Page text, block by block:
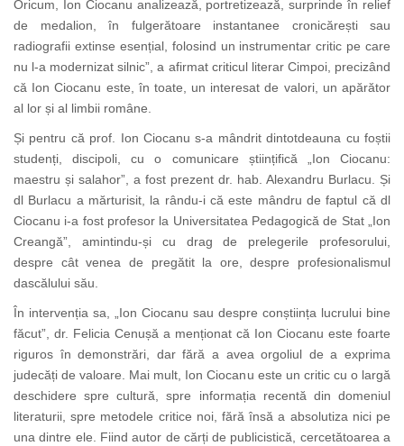
Oricum, Ion Ciocanu analizează, portretizează, surprinde în relief
de medalion, în fulgerătoare instantanee cronicărești sau
radiografii extinse esențial, folosind un instrumentar critic pe care
nu l-a modernizat silnic”, a afirmat criticul literar Cimpoi, precizând
că Ion Ciocanu este, în toate, un interesat de valori, un apărător
al lor și al limbii române.
Și pentru că prof. Ion Ciocanu s-a mândrit dintotdeauna cu foștii
studenți, discipoli, cu o comunicare științifică „Ion Ciocanu:
maestru și salahor”, a fost prezent dr. hab. Alexandru Burlacu. Și
dl Burlacu a mărturisit, la rându-i că este mândru de faptul că dl
Ciocanu i-a fost profesor la Universitatea Pedagogică de Stat „Ion
Creangă”, amintindu-și cu drag de prelegerile profesorului,
despre cât venea de pregătit la ore, despre profesionalismul
dascălului său.
În intervenția sa, „Ion Ciocanu sau despre conștiința lucrului bine
făcut”, dr. Felicia Cenușă a menționat că Ion Ciocanu este foarte
riguros în demonstrări, dar fără a avea orgoliul de a exprima
judecăți de valoare. Mai mult, Ion Ciocanu este un critic cu o largă
deschidere spre cultură, spre informația recentă din domeniul
literaturii, spre metodele critice noi, fără însă a absolutiza nici pe
una dintre ele. Fiind autor de cărți de publicistică, cercetătoarea a